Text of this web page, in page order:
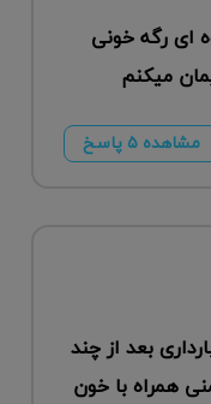
ای رگه خونی
میکنم
مشاهده ۵ پاسخ
بعد از چند
همراه با خون